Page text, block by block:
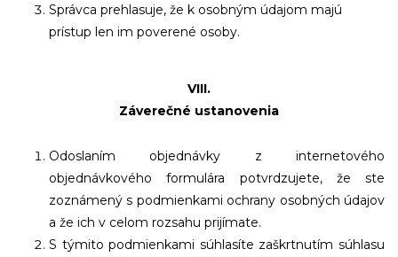
Správca prehlasuje, že k osobným údajom majú
prístup len im poverené osoby.
VIII.
Záverečné ustanovenia
Odoslaním objednávky z internetového
objednávkového formulára potvrdzujete, že ste
zoznámený s podmienkami ochrany osobných údajov
a že ich v celom rozsahu prijímate.
S týmito podmienkami súhlasíte zaškrtnutím súhlasu